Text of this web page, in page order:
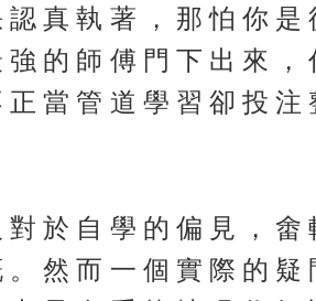
認真執著，那怕你
強的師傅門下出來
正當管道學習卻投
對於自學的偏見，
。然而一個實際的